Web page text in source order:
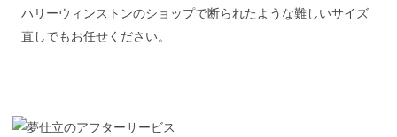
ハリーウィンストンのショップで断られたような難しいサイズ
直しでもお任せください。